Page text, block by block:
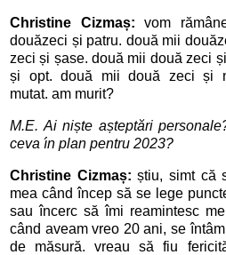
Christine Cizmaș:vom
douăzeci și patru. două mii
zeci și șase. două mii două zeci
și opt. două mii două zeci și
mutat. am murit?
M.E. Ai niște așteptări
ceva în plan pentru 2023?
Christine Cizmaș:știu, simt că
mea când încep să se lege
sau încerc să îmi reamintesc
când aveam vreo 20 ani, se
de măsură. vreau să fiu